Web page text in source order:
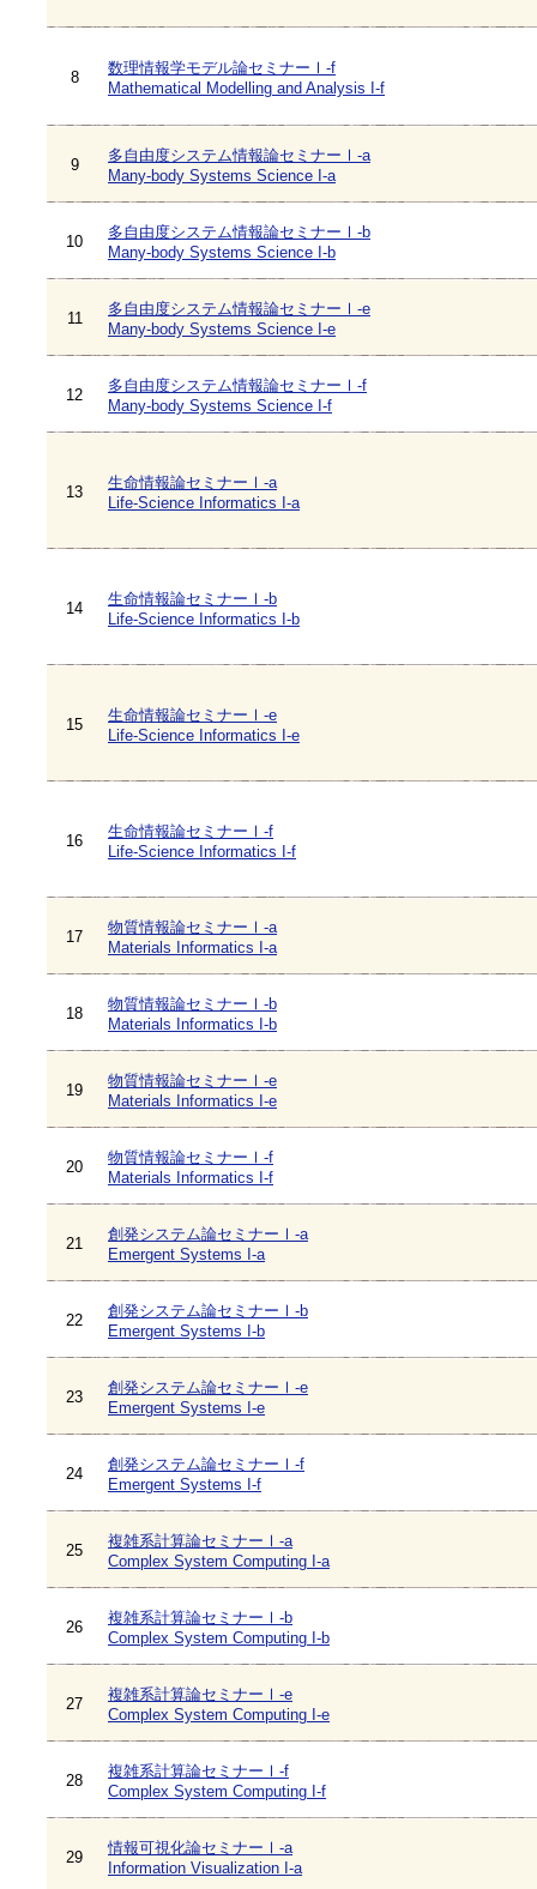
8
数理情報学モデル論セミナーⅠ-f
Mathematical Modelling and Analysis I-f
9
多自由度システム情報論セミナーⅠ-a
Many-body Systems Science I-a
10
多自由度システム情報論セミナーⅠ-b
Many-body Systems Science I-b
11
多自由度システム情報論セミナーⅠ-e
Many-body Systems Science I-e
12
多自由度システム情報論セミナーⅠ-f
Many-body Systems Science I-f
13
生命情報論セミナーⅠ-a
Life-Science Informatics I-a
14
生命情報論セミナーⅠ-b
Life-Science Informatics I-b
15
生命情報論セミナーⅠ-e
Life-Science Informatics I-e
16
生命情報論セミナーⅠ-f
Life-Science Informatics I-f
17
物質情報論セミナーⅠ-a
Materials Informatics I-a
18
物質情報論セミナーⅠ-b
Materials Informatics I-b
19
物質情報論セミナーⅠ-e
Materials Informatics I-e
20
物質情報論セミナーⅠ-f
Materials Informatics I-f
21
創発システム論セミナーⅠ-a
Emergent Systems I-a
22
創発システム論セミナーⅠ-b
Emergent Systems I-b
23
創発システム論セミナーⅠ-e
Emergent Systems I-e
24
創発システム論セミナーⅠ-f
Emergent Systems I-f
25
複雑系計算論セミナーⅠ-a
Complex System Computing I-a
26
複雑系計算論セミナーⅠ-b
Complex System Computing I-b
27
複雑系計算論セミナーⅠ-e
Complex System Computing I-e
28
複雑系計算論セミナーⅠ-f
Complex System Computing I-f
29
情報可視化論セミナーⅠ-a
Information Visualization I-a